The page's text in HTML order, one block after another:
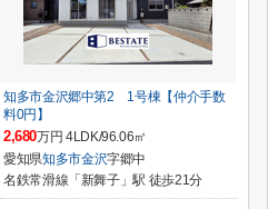
知多市金沢郷中第2 1号棟【仲介手数
料0円】
2,680万円 4LDK/96.06㎡
愛知県知多市金沢字郷中
名鉄常滑線「新舞子」駅 徒歩21分